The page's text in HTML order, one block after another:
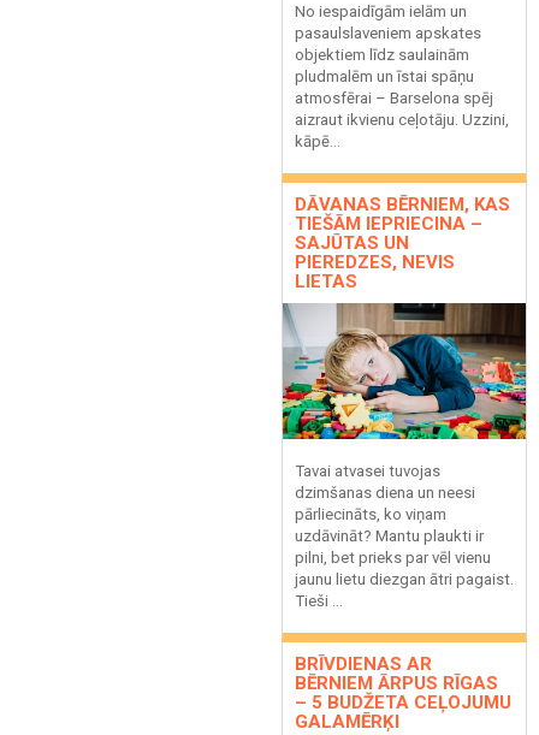
No iespaidīgām ielām un
pasaulslaveniem apskates
objektiem līdz saulainām
pludmalēm un īstai spāņu
atmosfērai – Barselona spēj
aizraut ikvienu ceļotāju. Uzzini,
kāpē...
DĀVANAS BĒRNIEM, KAS
TIEŠĀM IEPRIECINA –
SAJŪTAS UN
PIEREDZES, NEVIS
LIETAS
Tavai atvasei tuvojas
dzimšanas diena un neesi
pārliecināts, ko viņam
uzdāvināt? Mantu plaukti ir
pilni, bet prieks par vēl vienu
jaunu lietu diezgan ātri pagaist.
Tieši ...
BRĪVDIENAS AR
BĒRNIEM ĀRPUS RĪGAS
– 5 BUDŽETA CEĻOJUMU
GALAMĒRĶI